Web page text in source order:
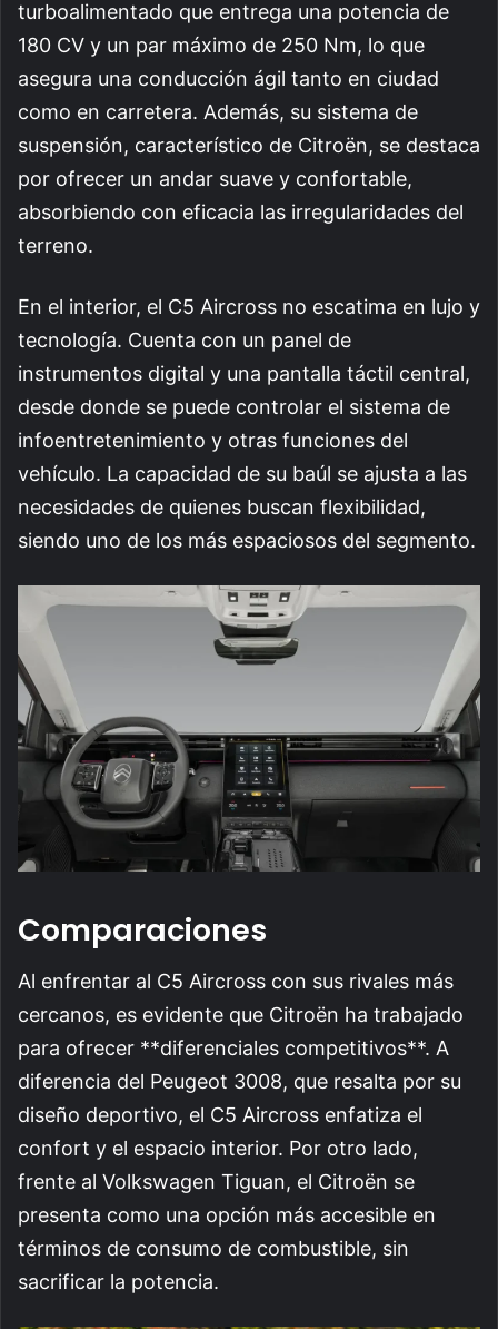
turboalimentado que entrega una potencia de
180 CV y un par máximo de 250 Nm, lo que
asegura una conducción ágil tanto en ciudad
como en carretera. Además, su sistema de
suspensión, característico de Citroën, se destaca
por ofrecer un andar suave y confortable,
absorbiendo con eficacia las irregularidades del
terreno.
En el interior, el C5 Aircross no escatima en lujo y
tecnología. Cuenta con un panel de
instrumentos digital y una pantalla táctil central,
desde donde se puede controlar el sistema de
infoentretenimiento y otras funciones del
vehículo. La capacidad de su baúl se ajusta a las
necesidades de quienes buscan flexibilidad,
siendo uno de los más espaciosos del segmento.
Comparaciones
Al enfrentar al C5 Aircross con sus rivales más
cercanos, es evidente que Citroën ha trabajado
para ofrecer **diferenciales competitivos**. A
diferencia del Peugeot 3008, que resalta por su
diseño deportivo, el C5 Aircross enfatiza el
confort y el espacio interior. Por otro lado,
frente al Volkswagen Tiguan, el Citroën se
presenta como una opción más accesible en
términos de consumo de combustible, sin
sacrificar la potencia.